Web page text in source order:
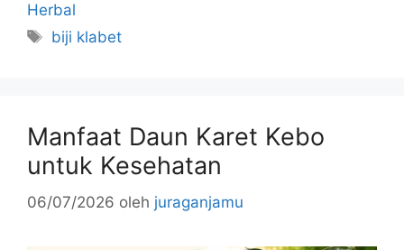
Herbal
Tag
biji klabet
Manfaat Daun Karet Kebo
untuk Kesehatan
06/07/2026 oleh juraganjamu